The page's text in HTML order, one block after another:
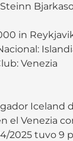
in
Venezia
Iceland
el Venezia
2025 tuvo 9